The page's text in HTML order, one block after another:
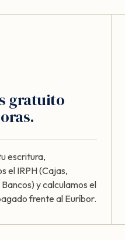
gratuito
escritura,
el IRPH (Cajas,
y calculamos el
frente al Euríbor.